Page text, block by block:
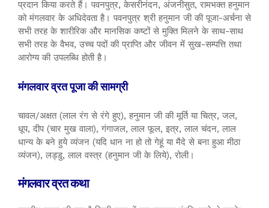
प्रदान किया करते हैं। पवनपुत्र, केसरीनंदन, अंजनीसुत, रामभक्त हनुमान
को मंगलवार के अधिदेवता है। पवनपुत्र श्री हनुमान जी की पूजा-अर्चना से
सभी तरह के शारीरिक और मानसिक कष्टों से मुक्ति मिलने के साथ-साथ
सभी तरह के वैभव, उच्च पदों की प्राप्ति और जीवन में सुख-सम्पत्ति तथा
आरोग्य की उपलब्धि होती है।
मंगलवार व्रत पूजा की सामग्री
चावल/अक्षत (लाल रंग से रंगे हुए), हनुमान जी की मूर्ति या चित्र, जल,
धूप, दीप (चार मुख वाला), गंगाजल, लाल फूल, इत्र, लाल चंदन, लाल
धान्य के बने हुये व्यंजन (यदि धान ना हो तो गेहूं या मैदे से बना हुआ मीठा
व्यंजन), लड्डु, लाल वस्त्र (हनुमान जी के लिये), रोली।
मंगलवार व्रत कथा